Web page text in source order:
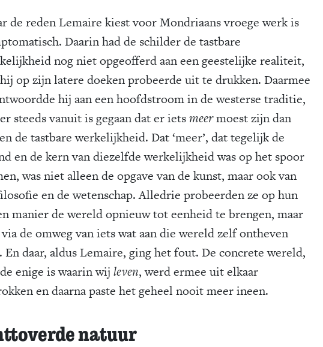
de reden Lemaire kiest voor Mondriaans vroege werk is
Daarin had de schilder de tastbare
nog niet opgeofferd aan een geestelijke realiteit,
op zijn latere doeken probeerde uit te drukken. Daarmee
hij aan een hoofdstroom in de westerse traditie,
steeds vanuit is gegaan dat er ietsmeermoest zijn dan
de tastbare werkelijkheid. Dat ‘meer’, dat tegelijk de
en de kern van diezelfde werkelijkheid was op het spoor
was niet alleen de opgave van de kunst, maar ook van
en de wetenschap. Alledrie probeerden ze op hun
manier de wereld opnieuw tot eenheid te brengen, maar
de omweg van iets wat aan die wereld zelf ontheven
En daar, aldus Lemaire, ging het fout. De concrete wereld,
enige is waarin wij leven, werd ermee uit elkaar
en daarna paste het geheel nooit meer ineen.
natuur